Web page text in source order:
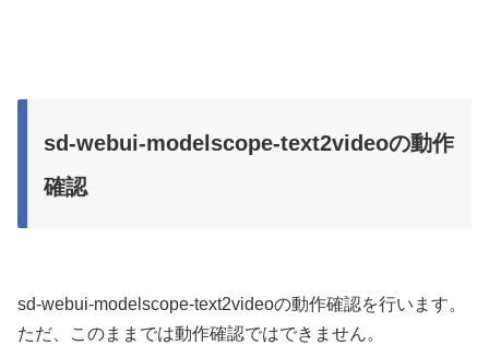
sd-webui-modelscope-text2videoの動作
確認
sd-webui-modelscope-text2videoの動作確認を行います。
ただ、このままでは動作確認ではできません。